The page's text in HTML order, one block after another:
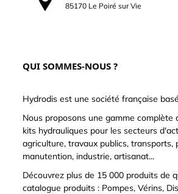
85170 Le Poiré sur Vie
QUI SOMMES-NOUS ?
Hydrodis est une société française
Nous proposons une gamme complète
kits hydrauliques pour les secteurs
agriculture, travaux publics, transports,
manutention, industrie, artisanat...
Découvrez plus de 15 000 produits de
catalogue produits : Pompes, Vérins,